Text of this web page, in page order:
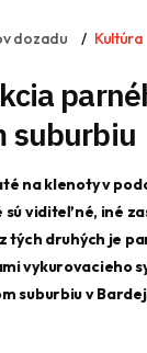
dozadu Kultúra
suburbiu
na klenoty v
viditeľné, iné
tých druhých je
vykurovacieho
suburbiu v